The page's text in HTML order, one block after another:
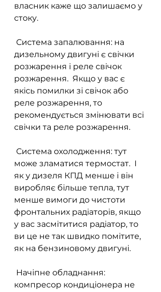
власник каже що залишаємо у
стоку.
дизельному двигуні є свічки
розжарення і реле свічок
розжарення.  Якщо у вас є
якісь помилки зі свічок або
реле розжарення, то
рекомендується змінювати всі
свічки та реле розжарення.
може зламатися термостат.  І
як у дизеля КПД менше і він
виробляє більше тепла, тут
менше вимоги до чистоти
фронтальних радіаторів, якщо
у вас засмітитися радіатор, то
ви це не так швидко помітите,
як на бензиновому двигуні.
компресор кондиціонера не